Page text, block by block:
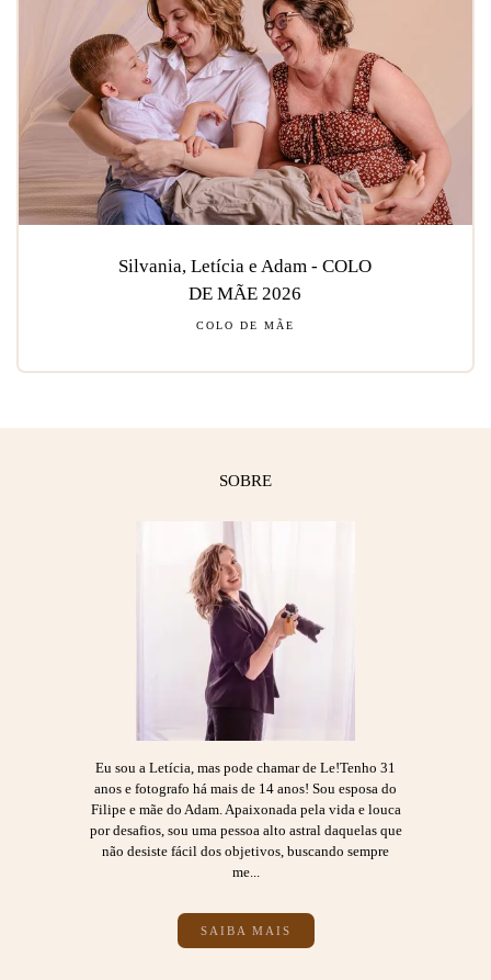
Silvania, Letícia e Adam - COLO
DE MÃE 2026
COLO DE MÃE
SOBRE
Eu sou a Letícia, mas pode chamar de Le!Tenho 31
anos e fotografo há mais de 14 anos! Sou esposa do
Filipe e mãe do Adam. Apaixonada pela vida e louca
por desafios, sou uma pessoa alto astral daquelas que
não desiste fácil dos objetivos, buscando sempre
me...
SAIBA MAIS